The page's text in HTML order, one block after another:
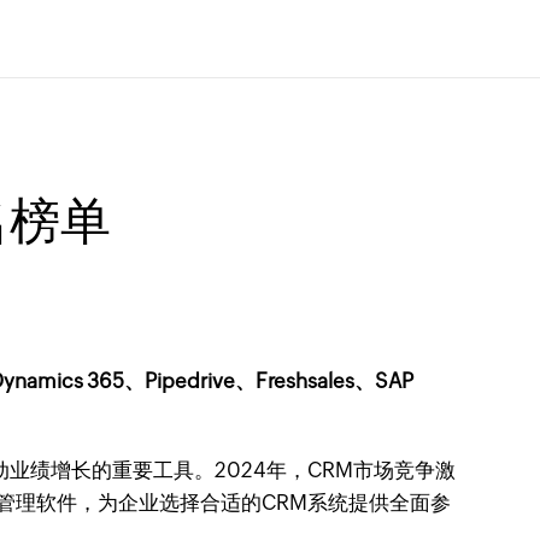
单
365、Pipedrive、Freshsales、SAP
绩增长的重要工具。2024年，CRM市场竞争激
软件，为企业选择合适的CRM系统提供全面参